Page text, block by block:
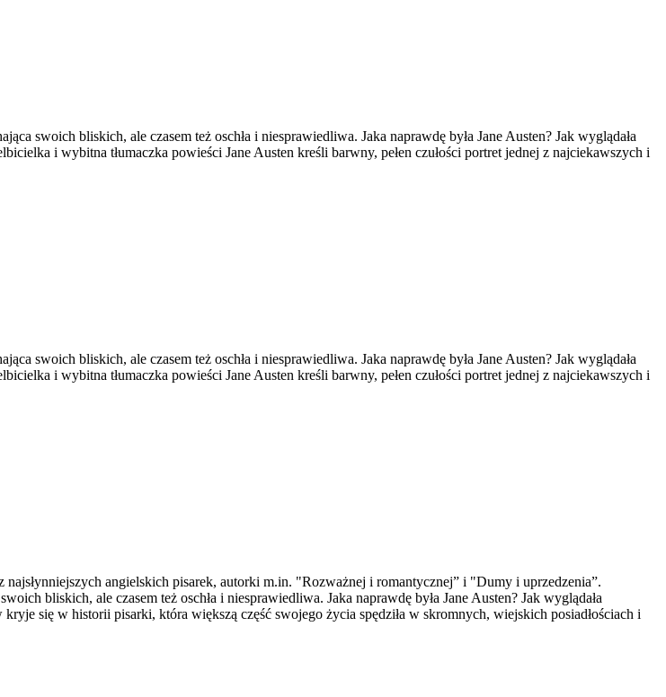
swoich bliskich, ale czasem też oschła i niesprawiedliwa. Jaka naprawdę była Jane Austen? Jak wyglądała
i wybitna tłumaczka powieści Jane Austen kreśli barwny, pełen czułości portret jednej z najciekawszych i
swoich bliskich, ale czasem też oschła i niesprawiedliwa. Jaka naprawdę była Jane Austen? Jak wyglądała
i wybitna tłumaczka powieści Jane Austen kreśli barwny, pełen czułości portret jednej z najciekawszych i
angielskich pisarek, autorki m.in. "Rozważnej i romantycznej” i "Dumy i uprzedzenia”.
bliskich, ale czasem też oschła i niesprawiedliwa. Jaka naprawdę była Jane Austen? Jak wyglądała
się w historii pisarki, która większą część swojego życia spędziła w skromnych, wiejskich posiadłościach i